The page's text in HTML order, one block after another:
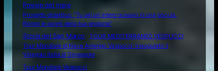
Poesie del mare
Progetto didattico: “Tu sei un intero oceano in una goccia.
Rompi le pareti della tua prigione”
Storia del San Marco
TOUR MEDITERRANEO VESPUCCI
Tour Mondiale di Nave Amerigo Vespucci: inaugurato il
Villaggio Italia di Singapore
Tour Mondiale Vespucci